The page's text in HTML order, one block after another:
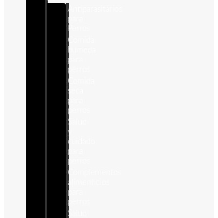
Antiparasitários
para
Perros
Comida
humeda
para
perros
Comida
seca
para
perros
Salud
y
cuidado
para
perros
Complementos
alimenticios
para
perros
Salud